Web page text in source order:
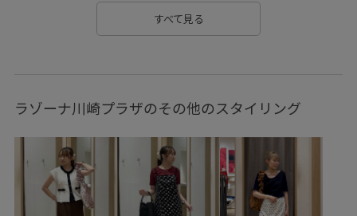
Web限定カラー
Wminibag_pickup Wshoes_pickup Wtops_pickup
ふんわり アシンメトリー オフィス
オフィスカジュアル オールシーズン カジュアル
カラーデニム カラーバリエーション豊富 カーディガン
クッション コットン コットン100% サイズ調整
すべて見る
ラゾーナ川崎プラザのその他のスタイリング